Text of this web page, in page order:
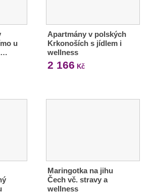
u
Apartmány v polských
Krkonoších s jídlem i
wellness
2 166 Kč
Maringotka na jihu
Čech vč. stravy a
wellness